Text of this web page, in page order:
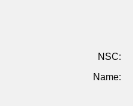
NSC:
Name: